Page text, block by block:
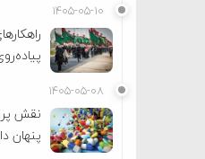
۱۴۰۵-۰۵-۱۰
۱۴۰۵-۰۵-۰۸
نقش
پنهان